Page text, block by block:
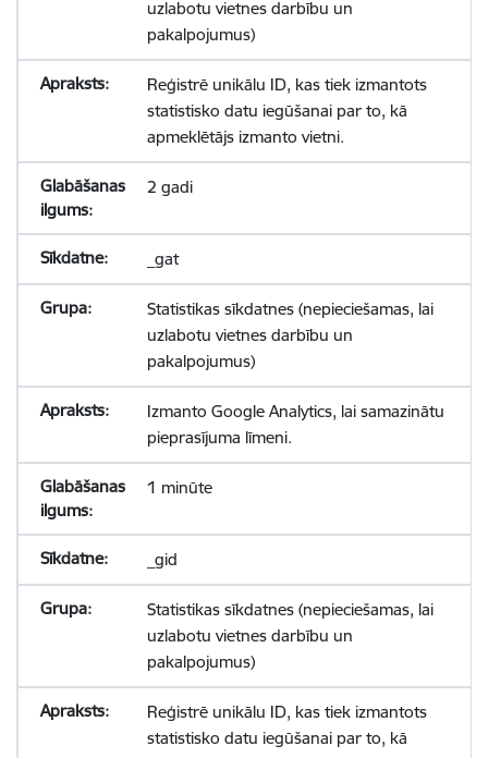
uzlabotu vietnes darbību un
pakalpojumus)
Reģistrē unikālu ID, kas tiek izmantots
statistisko datu iegūšanai par to, kā
apmeklētājs izmanto vietni.
2 gadi
_gat
Statistikas sīkdatnes (nepieciešamas, lai
uzlabotu vietnes darbību un
pakalpojumus)
Izmanto Google Analytics, lai samazinātu
pieprasījuma līmeni.
1 minūte
_gid
Statistikas sīkdatnes (nepieciešamas, lai
uzlabotu vietnes darbību un
pakalpojumus)
Reģistrē unikālu ID, kas tiek izmantots
statistisko datu iegūšanai par to, kā